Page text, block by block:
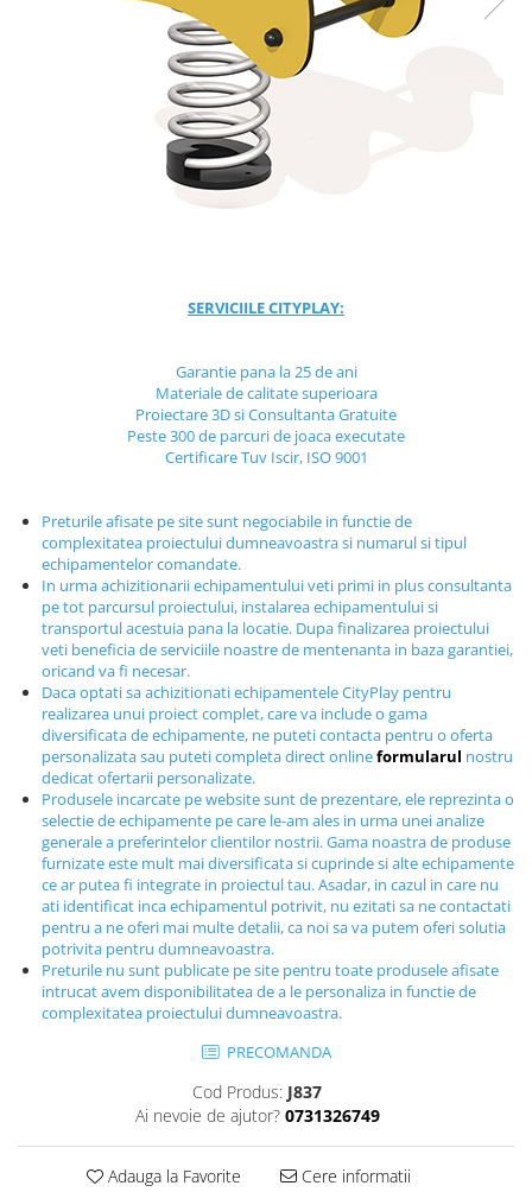
Echipamente de catarat
Trasee echilibristica
Echipamente tematice
Echipamente persoane cu
Trasee Ninja
Echipamente fitness
Mese de jocuri
MOBILIER URBAN
Garduri/Imprejmuiri
Cosuri de gunoi
Panouri pentru informare/Marcaje
Foisoare si pergole
Rastel Biciclete
Banci
SERVICIILE CITYPLAY:
Garantie pana la 25 de ani
Materiale de calitate superioara
Proiectare 3D si Consultanta Gratuite
Peste 300 de parcuri de joaca executate
Certificare Tuv Iscir, ISO 9001
Preturile afisate pe site sunt negociabile in functie de
complexitatea proiectului dumneavoastra si numarul si tipul
echipamentelor comandate.
In urma achizitionarii echipamentului veti primi in plus consultanta
pe tot parcursul proiectului, instalarea echipamentului si
transportul acestuia pana la locatie. Dupa finalizarea proiectului
veti beneficia de serviciile noastre de mentenanta in baza garantiei,
oricand va fi necesar.
Daca optati sa achizitionati echipamentele CityPlay pentru
realizarea unui proiect complet, care va include o gama
diversificata de echipamente, ne puteti contacta pentru o oferta
personalizata sau puteti completa direct onlineformularul nostru
dedicat ofertarii personalizate.
Produsele incarcate pe website sunt de prezentare, ele reprezinta o
selectie de echipamente pe care le-am ales in urma unei analize
generale a preferintelor clientilor nostrii. Gama noastra de produse
furnizate este mult mai diversificata si cuprinde si alte echipamente
ce ar putea fi integrate in proiectul tau. Asadar, in cazul in care nu
ati identificat inca echipamentul potrivit, nu ezitati sa ne contactati
pentru a ne oferi mai multe detalii, ca noi sa va putem oferi solutia
potrivita pentru dumneavoastra.
Preturile nu sunt publicate pe site pentru toate produsele afisate
intrucat avem disponibilitatea de a le personaliza in functie de
complexitatea proiectului dumneavoastra.
PRECOMANDA
Cod Produs: J837
Ai nevoie de ajutor? 0731326749
Adauga la Favorite Cere informatii